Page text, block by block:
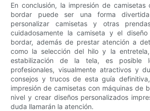
En conclusión, la impresión de camisetas
bordar puede ser una forma
personalizar camisetas y otras
cuidadosamente la camiseta y el
bordar, además de prestar atención a
como la selección del hilo y la
estabilización de la tela, es posible
profesionales, visualmente atractivos y
consejos y trucos de esta guía
impresión de camisetas con máquinas de
nivel y crear diseños personalizados
duda llamarán la atención.